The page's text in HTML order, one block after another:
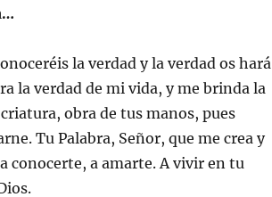
la verdad y la verdad os hará
la verdad de mi vida, y me brinda la
obra de tus manos, pues
Tu Palabra, Señor, que me crea y
conocerte, a amarte. A vivir en tu